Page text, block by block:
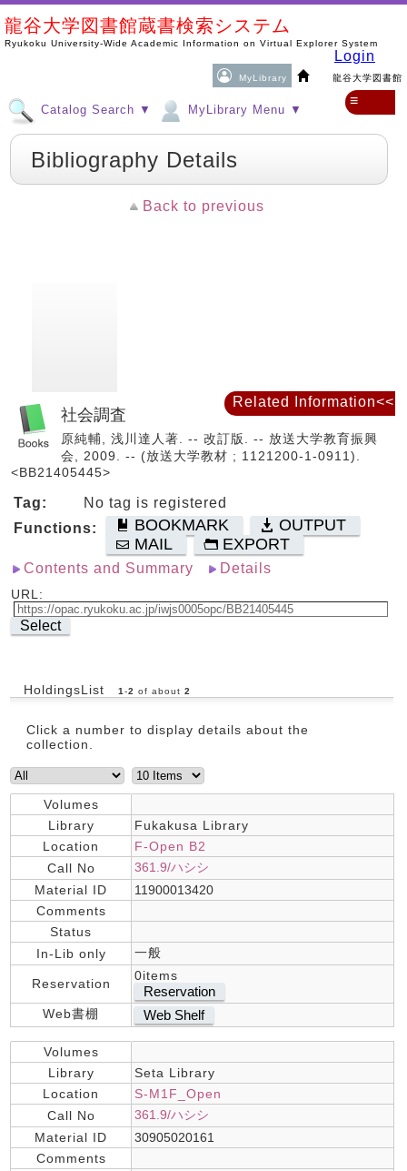
龍谷大学図書館蔵書検索システム
Ryukoku University-Wide Academic Information on Virtual Explorer System
MyLibrary 龍谷大学図書館
Login
Catalog Search ▼ MyLibrary Menu ▼
≡
Bibliography Details
Back to previous
社会調査
原純輔, 浅川達人著. -- 改訂版. -- 放送大学教育振興
会, 2009. -- (放送大学教材 ; 1121200-1-0911).
<BB21405445>
Tag:
No tag is registered
Functions:
BOOKMARK
OUTPUT
MAIL
EXPORT
Contents and Summary Details
URL:
Select
HoldingsList 1 -2 of about 2
Click a number to display details about the
collection.
Volumes
Library
Fukakusa Library
Location
F-Open B2
Call No
361.9/ハシシ
Material ID
11900013420
Comments
Status
In-Lib only
一般
Reservation
0items
Reservation
Web書棚 Web Shelf
Volumes
Library
Seta Library
Location
S-M1F_Open
Call No
361.9/ハシシ
Material ID
30905020161
Comments
Related Information<<